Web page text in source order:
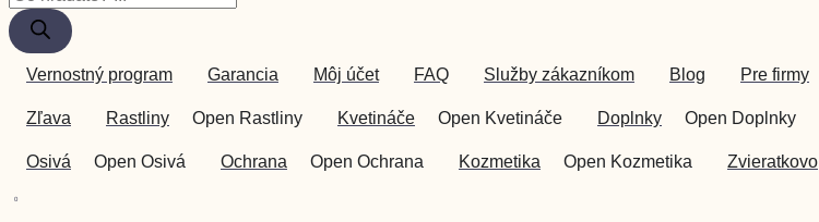
Vernostný program Garancia Môj účet FAQ Služby zákazníkom Blog Pre firmy
Zľava Rastliny Open Rastliny Kvetináče Open Kvetináče Doplnky Open Doplnky
Osivá Open Osivá Ochrana Open Ochrana Kozmetika Open Kozmetika Zvieratkovo
0